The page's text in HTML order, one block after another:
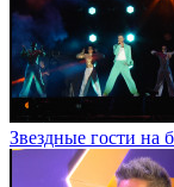
Звездные гости на